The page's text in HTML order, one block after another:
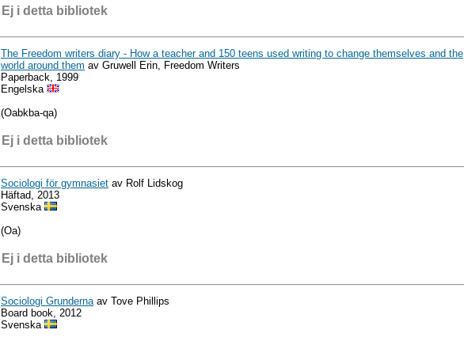
Ej i detta bibliotek
The Freedom writers diary - How a teacher and 150 teens used writing to change themselves and the
world around them av Gruwell Erin, Freedom Writers
Paperback, 1999
Engelska
(Oabkba-qa)
Ej i detta bibliotek
Sociologi för gymnasiet av Rolf Lidskog
Häftad, 2013
Svenska
(Oa)
Ej i detta bibliotek
Sociologi Grunderna av Tove Phillips
Board book, 2012
Svenska